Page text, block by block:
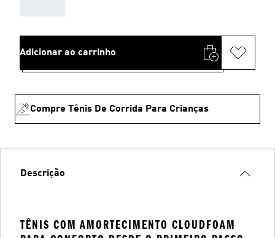
Adicionar ao carrinho
Compre Tênis De Corrida Para Crianças
Descrição
TÊNIS COM AMORTECIMENTO CLOUDFOAM